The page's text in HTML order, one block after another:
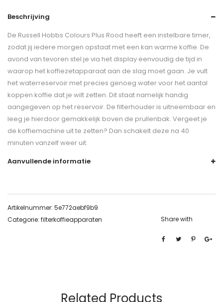
Beschrijving
De Russell Hobbs Colours Plus Rood heeft een instelbare timer,
zodat jij iedere morgen opstaat met een kan warme koffie. De
avond van tevoren stel je via het display eenvoudig de tijd in
waarop het koffiezetapparaat aan de slag moet gaan. Je vult
het waterreservoir met precies genoeg water voor het aantal
koppen koffie dat je wilt zetten. Dit staat namelijk handig
aangegeven op het reservoir. De filterhouder is uitneembaar en
leeg je hierdoor gemakkelijk boven de prullenbak. Vergeet je
de koffiemachine uit te zetten? Dan schakelt deze na 40
minuten vanzelf weer uit.
Aanvullende informatie
Artikelnummer: 5e772aebf9b9
Categorie: filterkoffieapparaten Share with
Related Products